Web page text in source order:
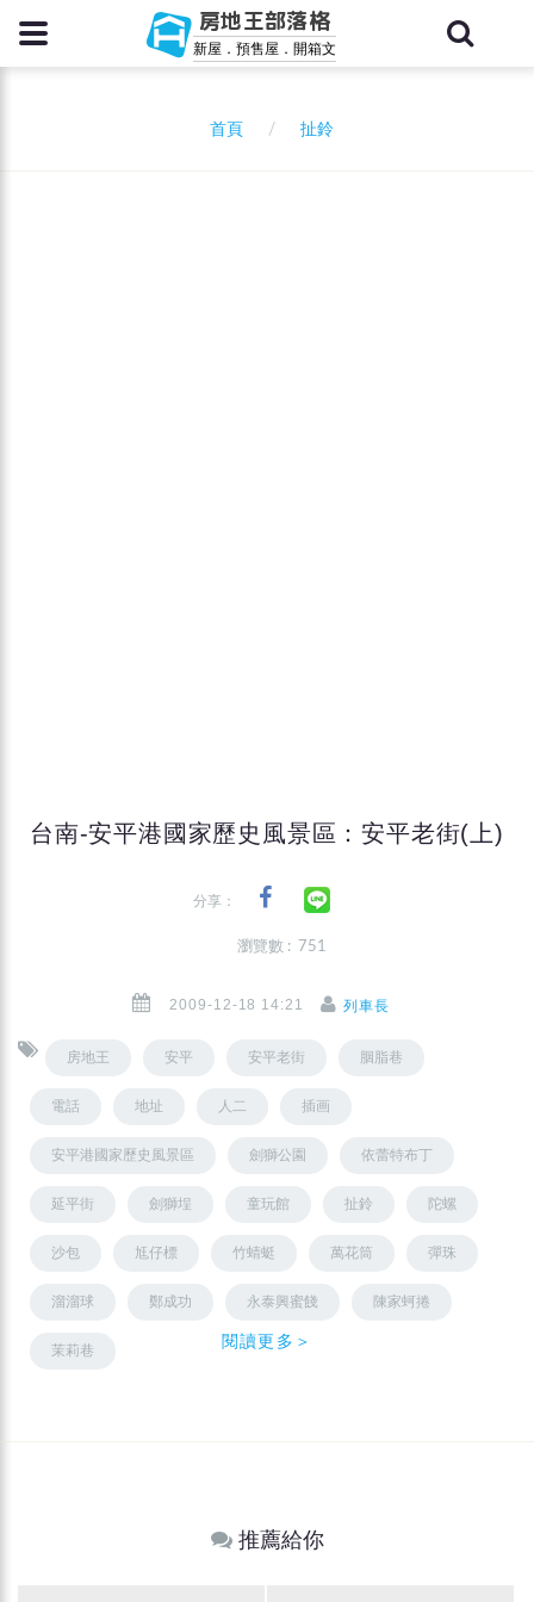
房地王部落格
新屋．預售屋．開箱文
首頁 扯鈴
台南-安平港國家歷史風景區：安平老街(上)
分享：
瀏覽數 : 751
2009-12-18 14:21 列車長
房地王 安平 安平老街 胭脂巷
電話 地址 人二 插画
安平港國家歷史風景區 劍獅公園 依蕾特布丁
延平街 劍獅埕 童玩館 扯鈴 陀螺
沙包 尪仔標 竹蜻蜓 萬花筒 彈珠
溜溜球 鄭成功 永泰興蜜餞 陳家蚵捲
茉莉巷 閱讀更多＞
推薦給你